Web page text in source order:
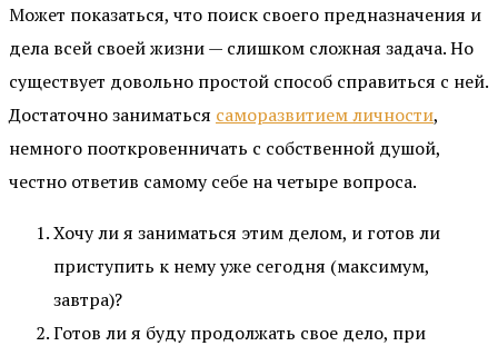
Может показаться, что поиск своего предназначения и
дела всей своей жизни — слишком сложная задача. Но
существует довольно простой способ справиться с ней.
Достаточно заниматься саморазвитием личности,
немного пооткровенничать с собственной душой,
честно ответив самому себе на четыре вопроса.
Хочу ли я заниматься этим делом, и готов ли
приступить к нему уже сегодня (максимум,
завтра)?
Готов ли я буду продолжать свое дело, при